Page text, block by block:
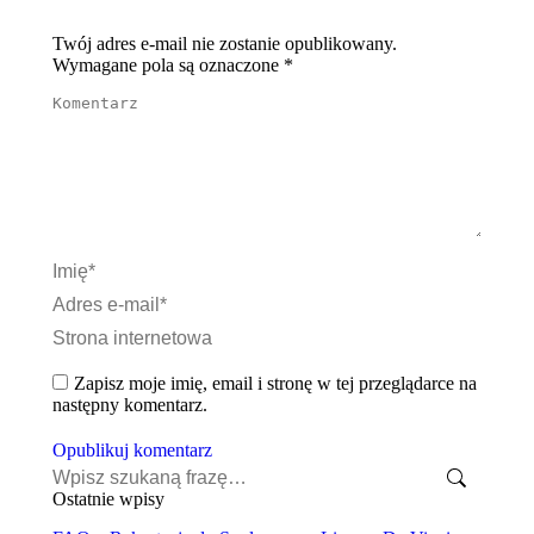
Twój adres e-mail nie zostanie opublikowany.
Wymagane pola są oznaczone *
Komentarz
Imię *
Adres e-mail *
Strona internetowa
Zapisz moje imię, email i stronę w tej przeglądarce na
następny komentarz.
Opublikuj komentarz
Szukaj:
Ostatnie wpisy